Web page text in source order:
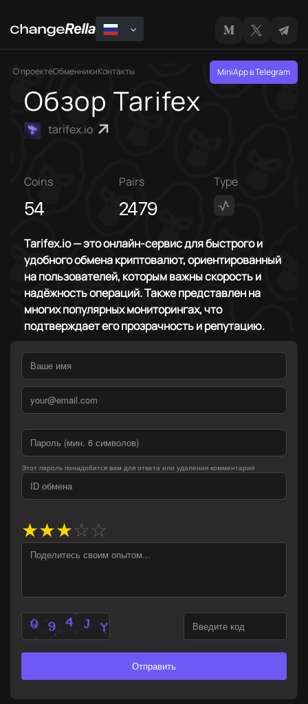
О проектеОбменникиКонтакты MiniApp в Telegram
Обзор Tarifex
tarifex.io
Coins
54
Pairs
2479
Type
Tarifex.io — это онлайн-сервис для быстрого и
удобного обмена криптовалют, ориентированный
на пользователей, которым важны скорость и
надёжность операций. Также представлен на
многих популярных мониторингах, что
подтверждает его прозрачность и репутацию.
Этот пароль понадобится вам для ответа или удаления комментария
★★★☆☆
Отправить